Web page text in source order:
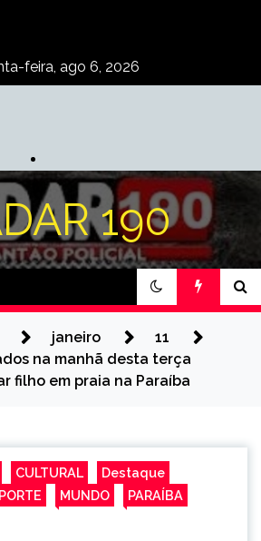
feira, ago 6, 2026
190
janeiro
11
na manhã desta terça
filho em praia na Paraíba
CULTURAL
Destaque
MUNDO
PARAÍBA